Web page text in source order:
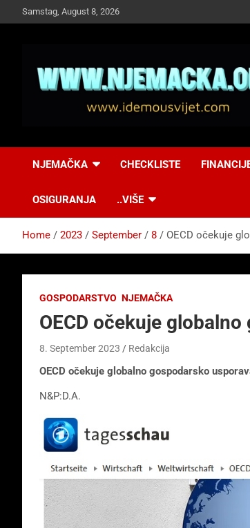
to
Samstag, August 8, 2026
Idemo u Svijet-
NJEMAČKA CHECKLISTE
OSIGURANJA ..VIŠE
Home 2023 September 8 OECD očekuje
GOSPODARSTVO NJEMAČKA
OECD očekuje
8. September 2023 Redakcija
OECD očekuje globalno gospodarsko
N&P:D.A.